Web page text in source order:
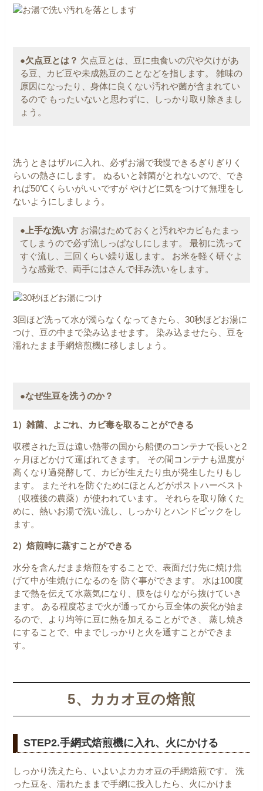
●欠点豆とは？ 欠点豆とは、豆に虫食いの穴や欠けがあ
る豆、カビ豆や未成熟豆のことなどを指します。
雑味の
原因になったり、身体に良くない汚れや菌が含まれてい
るので もったいないと思わずに、しっかり取り除きまし
ょう。
洗うときはザルに入れ、必ずお湯で我慢できるぎりぎりく
らいの熱さにします。
ぬるいと雑菌がとれないので、でき
れば50℃くらいがいいですが やけどに気をつけて無理をし
ないようにしましょう。
●上手な洗い方 お湯はためておくと汚れやカビもたまっ
てしまうので必ず流しっぱなしにします。
最初に洗って
すぐ流し、三回くらい繰り返します。
お米を軽く研ぐよ
うな感覚で、両手にはさんで拝み洗いをします。
3回ほど洗って水が濁らなくなってきたら、30秒ほどお湯に
つけ、豆の中まで染み込ませます。
染み込ませたら、豆を
濡れたまま手網焙煎機に移しましょう。
●なぜ生豆を洗うのか？
1）雑菌、よごれ、カビ毒を取ることができる
収穫された豆は遠い熱帯の国から船便のコンテナで長いと2
ヶ月ほどかけて運ばれてきます。
その間コンテナも温度が
高くなり過発酵して、カビが生えたり虫が発生したりもし
ます。
またそれを防ぐためにほとんどがポストハーベスト
（収穫後の農薬）が使われています。
それらを取り除くた
めに、熱いお湯で洗い流し、しっかりとハンドピックをし
ます。
2）焙煎時に蒸すことができる
水分を含んだまま焙煎をすることで、表面だけ先に焼け焦
げて中が生焼けになるのを 防ぐ事ができます。
水は100度
まで熱を伝えて水蒸気になり、膜をはりながら抜けていき
ます。
ある程度芯まで火が通ってから豆全体の炭化が始ま
るので、より均等に豆に熱を加えることができ、
蒸し焼き
にすることで、中までしっかりと火を通すことができま
す。
5、カカオ豆の焙煎
STEP2.手網式焙煎機に入れ、火にかける
しっかり洗えたら、いよいよカカオ豆の手網焙煎です。
洗
った豆を、濡れたままで手網に投入したら、火にかけま